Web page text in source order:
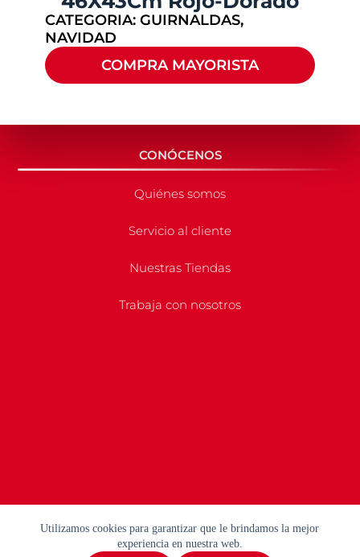
Utilizamos cookies para garantizar que le brindamos la mejor
experiencia en nuestra web.
CATEGORIA: GUIRNALDAS,
NAVIDAD
COMPRA MAYORISTA
CONÓCENOS
Quiénes somos
Servicio al cliente
Nuestras Tiendas
Trabaja con nosotros